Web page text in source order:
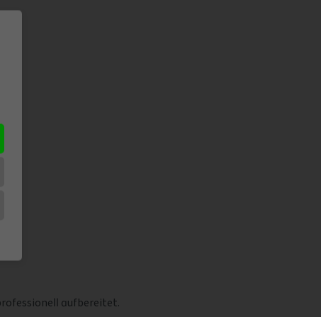
aufbereitet.